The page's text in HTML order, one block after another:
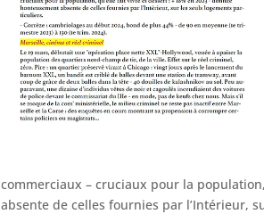
commerciaux – cruciaux pour la
absente de celles fournies par l’Intérieur,